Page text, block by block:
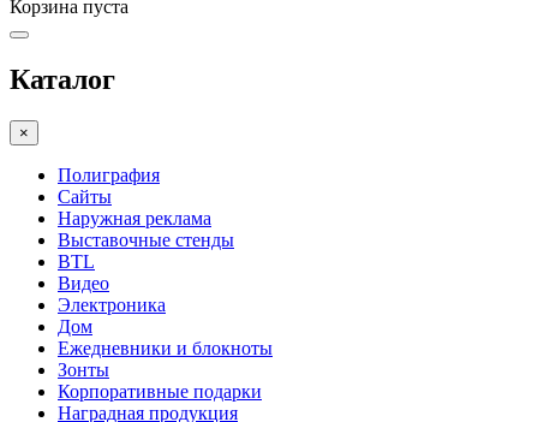
Корзина пуста
Каталог
×
Полиграфия
Сайты
Наружная реклама
Выставочные стенды
BTL
Видео
Электроника
Дом
Ежедневники и блокноты
Зонты
Корпоративные подарки
Наградная продукция